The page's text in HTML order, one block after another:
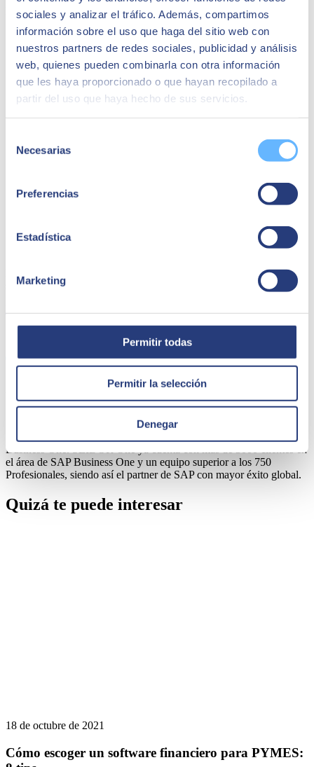
sociales y analizar el tráfico. Además, compartimos
información sobre el uso que haga del sitio web con
nuestros partners de redes sociales, publicidad y análisis
web, quienes pueden combinarla con otra información
que les haya proporcionado o que hayan recopilado a
partir del uso que haya hecho de sus servicios.
Necesarias
Preferencias
Estadística
Marketing
Permitir todas
Permitir la selección
Denegar
Beas dando cobertura en cualquier país del mundo.¿Hablamos?
SAP Business One
Descubre como Be.as cómo puede hacer crecer tu negocio sea cual
sea tu sector dentro de la industria.
SEIDOR One es la división especializada de Seidor en SAP
Business One. SEIDOR One ya cuenta con más de 3000 clientes en
el área de SAP Business One y un equipo superior a los 750
Profesionales, siendo así el partner de SAP con mayor éxito global.
Quizá te puede interesar
18 de octubre de 2021
Cómo escoger un software financiero para PYMES: